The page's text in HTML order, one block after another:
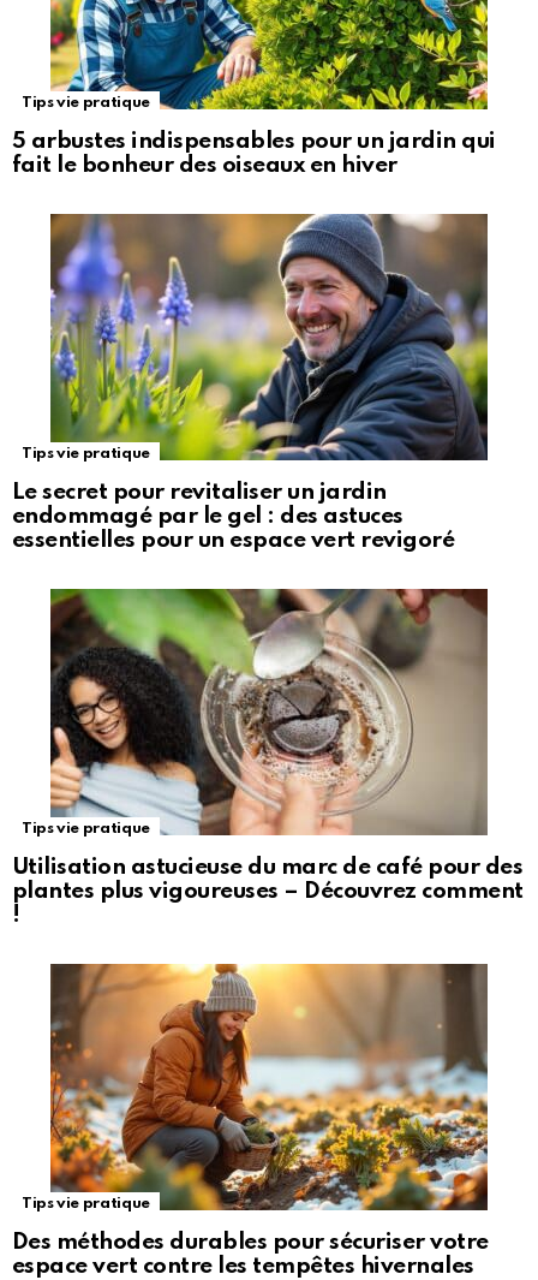
Tips vie pratique
5 arbustes indispensables pour un jardin qui
fait le bonheur des oiseaux en hiver
Tips vie pratique
Le secret pour revitaliser un jardin
endommagé par le gel : des astuces
essentielles pour un espace vert revigoré
Tips vie pratique
Utilisation astucieuse du marc de café pour des
plantes plus vigoureuses – Découvrez comment
!
Tips vie pratique
Des méthodes durables pour sécuriser votre
espace vert contre les tempêtes hivernales